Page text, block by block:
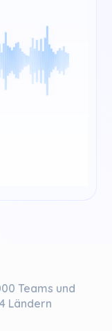
Teams und
Ländern